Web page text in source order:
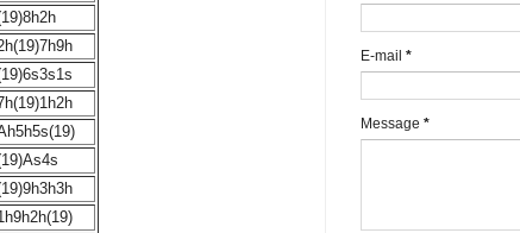
E-mail *
Message *